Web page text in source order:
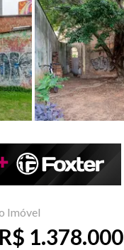
Imóvel
R$ 1.378.000